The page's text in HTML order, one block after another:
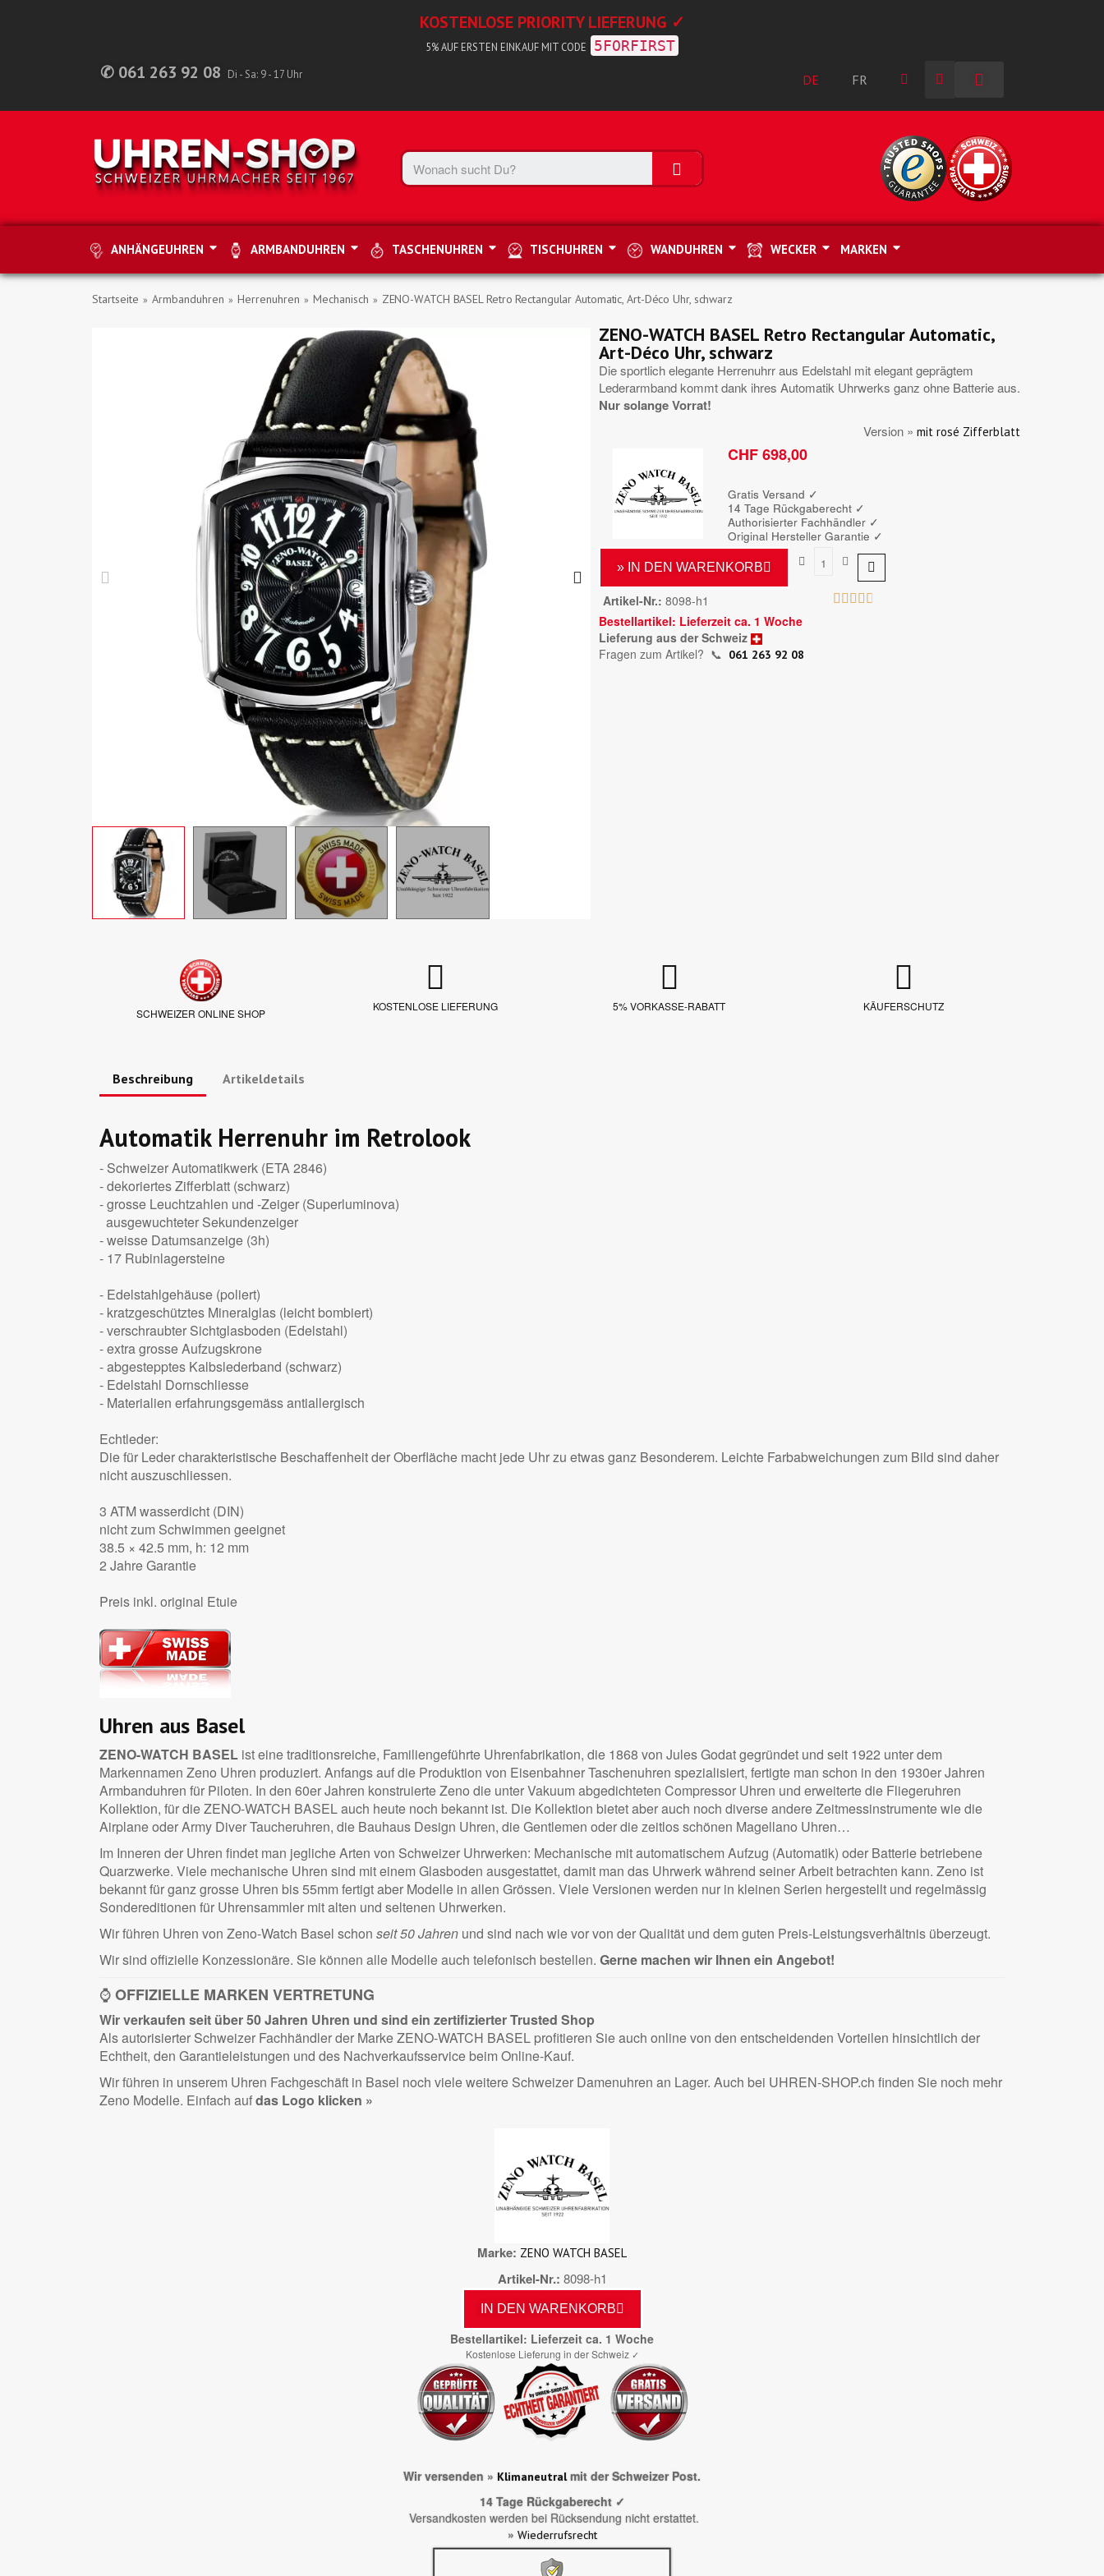
KOSTENLOSE PRIORITY LIEFERUNG ✓
5% AUF ERSTEN EINKAUF MIT CODE 5FORFIRST
✆ 061 263 92 08 Di - Sa: 9 - 17 Uhr DE FR
ANHÄNGEUHREN ARMBANDUHREN TASCHENUHREN TISCHUHREN WANDUHREN WECKER MARKEN
Startseite Armbanduhren Herrenuhren Mechanisch ZENO-WATCH BASEL Retro Rectangular Automatic, Art-Déco Uhr, schwarz
ZENO-WATCH BASEL Retro Rectangular Automatic,
Art-Déco Uhr, schwarz
Die sportlich elegante Herrenuhrr aus Edelstahl mit elegant geprägtem
Lederarmband kommt dank ihres Automatik Uhrwerks ganz ohne Batterie aus.
Nur solange Vorrat!
Version » mit rosé Zifferblatt
CHF 698,00
Gratis Versand ✓
14 Tage Rückgaberecht ✓
Authorisierter Fachhändler ✓
Original Hersteller Garantie ✓
» IN DEN WARENKORB
Artikel-Nr. 8098-h1     
Bestellartikel: Lieferzeit ca. 1 Woche
Lieferung aus der Schweiz
Fragen zum Artikel? 📞 061 263 92 08
SCHWEIZER ONLINE SHOP
KOSTENLOSE LIEFERUNG 5% VORKASSE-RABATT KÄUFERSCHUTZ
Beschreibung Artikeldetails
Automatik Herrenuhr im Retrolook
- Schweizer Automatikwerk (ETA 2846)
- dekoriertes Zifferblatt (schwarz)
- grosse Leuchtzahlen und -Zeiger (Superluminova)
ausgewuchteter Sekundenzeiger
- weisse Datumsanzeige (3h)
- 17 Rubinlagersteine
- Edelstahlgehäuse (poliert)
- kratzgeschütztes Mineralglas (leicht bombiert)
- verschraubter Sichtglasboden (Edelstahl)
- extra grosse Aufzugskrone
- abgestepptes Kalbslederband (schwarz)
- Edelstahl Dornschliesse
- Materialien erfahrungsgemäss antiallergisch
Echtleder:
Die für Leder charakteristische Beschaffenheit der Oberfläche macht jede Uhr zu etwas ganz Besonderem. Leichte Farbabweichungen zum Bild sind daher
nicht auszuschliessen.
3 ATM wasserdicht (DIN)
nicht zum Schwimmen geeignet
38.5 × 42.5 mm, h: 12 mm
2 Jahre Garantie
Preis inkl. original Etuie
Uhren aus Basel
ZENO-WATCH BASEList eine traditionsreiche, Familiengeführte Uhrenfabrikation, die 1868 von Jules Godat gegründet und seit 1922 unter dem
Markennamen Zeno Uhren produziert. Anfangs auf die Produktion von Eisenbahner Taschenuhren spezialisiert, fertigte man schon in den 1930er Jahren
Armbanduhren für Piloten. In den 60er Jahren konstruierte Zeno die unter Vakuum abgedichteten Compressor Uhren und erweiterte die Fliegeruhren
Kollektion, für die ZENO-WATCH BASEL auch heute noch bekannt ist. Die Kollektion bietet aber auch noch diverse andere Zeitmessinstrumente wie die
Airplane oder Army Diver Taucheruhren, die Bauhaus Design Uhren, die Gentlemen oder die zeitlos schönen Magellano Uhren…
Im Inneren der Uhren findet man jegliche Arten von Schweizer Uhrwerken: Mechanische mit automatischem Aufzug (Automatik) oder Batterie betriebene
Quarzwerke. Viele mechanische Uhren sind mit einem Glasboden ausgestattet, damit man das Uhrwerk während seiner Arbeit betrachten kann. Zeno ist
bekannt für ganz grosse Uhren bis 55mm fertigt aber Modelle in allen Grössen. Viele Versionen werden nur in kleinen Serien hergestellt und regelmässig
Sondereditionen für Uhrensammler mit alten und seltenen Uhrwerken.
Wir führen Uhren von Zeno-Watch Basel schon seit 50 Jahrenund sind nach wie vor von der Qualität und dem guten Preis-Leistungsverhältnis überzeugt.
Wir sind offizielle Konzessionäre. Sie können alle Modelle auch telefonisch bestellen. Gerne machen wir Ihnen ein Angebot!
⌚OFFIZIELLE MARKEN VERTRETUNG
Wir verkaufen seit über 50 Jahren Uhren und sind ein zertifizierterTrusted Shop
Als autorisierter Schweizer Fachhändler der Marke ZENO-WATCH BASEL profitieren Sie auch online von den entscheidenden Vorteilen hinsichtlich der
Echtheit, den Garantieleistungen und des Nachverkaufsservice beim Online-Kauf.
Wir führen in unserem Uhren Fachgeschäft in Basel noch viele weitere Schweizer Damenuhren an Lager. Auch bei UHREN-SHOP.ch finden Sie noch mehr
Zeno Modelle. Einfach aufdas Logo klicken »
Marke ZENO WATCH BASEL
Artikel-Nr. 8098-h1
IN DEN WARENKORB
Bestellartikel: Lieferzeit ca. 1 Woche
Kostenlose Lieferung in der Schweiz ✓
Wir versenden » Klimaneutralmit der Schweizer Post.
14 Tage Rückgaberecht ✓
Versandkosten werden bei Rücksendung nicht erstattet.
» Wiederrufsrecht